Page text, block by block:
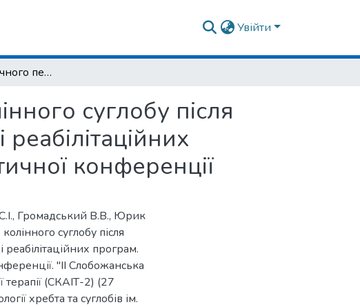
Увійти
Синдром хронічного переднього болю колінного суглобу після артроскопії як основний чинник в розробці реабілітаційних програм. Збірник матеріалів науково-практичної конференції
суглобу після
конференції
Громадський В.В., Юрик
суглобу після
програм.
"ІІ Слобожанська
терапії (СКАІТ-2) (27
хребта та суглобів ім.